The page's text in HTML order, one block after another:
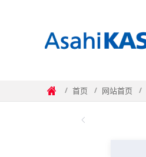
/ 首页 / 网站首页 /